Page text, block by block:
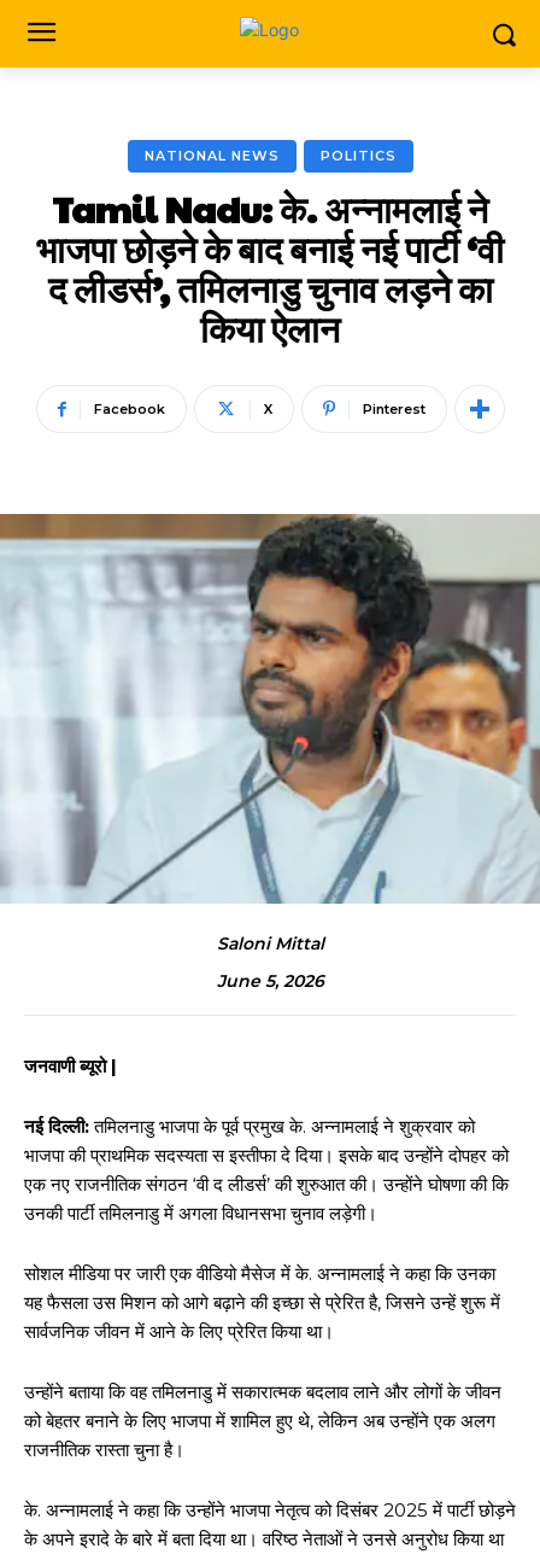
NATIONAL NEWS POLITICS
Tamil Nadu: के. अन्नामलाई ने
भाजपा छोड़ने के बाद बनाई नई पार्टी ‘वी
द लीडर्स’, तमिलनाडु चुनाव लड़ने का
किया ऐलान
Facebook X Pinterest
Saloni Mittal
June 5, 2026
जनवाणी ब्यूरो |
नई दिल्ली:तमिलनाडु भाजपा के पूर्व प्रमुख के. अन्नामलाई ने शुक्रवार को
भाजपा की प्राथमिक सदस्यता स इस्तीफा दे दिया। इसके बाद उन्होंने दोपहर को
एक नए राजनीतिक संगठन ‘वी द लीडर्स’ की शुरुआत की। उन्होंने घोषणा की कि
उनकी पार्टी तमिलनाडु में अगला विधानसभा चुनाव लड़ेगी।
सोशल मीडिया पर जारी एक वीडियो मैसेज में के. अन्नामलाई ने कहा कि उनका
यह फैसला उस मिशन को आगे बढ़ाने की इच्छा से प्रेरित है, जिसने उन्हें शुरू में
सार्वजनिक जीवन में आने के लिए प्रेरित किया था।
उन्होंने बताया कि वह तमिलनाडु में सकारात्मक बदलाव लाने और लोगों के जीवन
को बेहतर बनाने के लिए भाजपा में शामिल हुए थे, लेकिन अब उन्होंने एक अलग
राजनीतिक रास्ता चुना है।
के. अन्नामलाई ने कहा कि उन्होंने भाजपा नेतृत्व को दिसंबर 2025 में पार्टी छोड़ने
के अपने इरादे के बारे में बता दिया था। वरिष्ठ नेताओं ने उनसे अनुरोध किया था